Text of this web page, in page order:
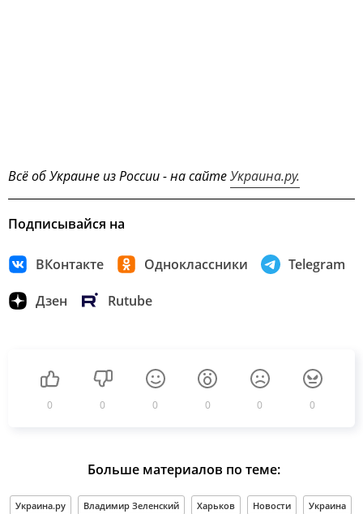
Всё об Украине из России - на сайтеУкраина.ру.
Подписывайся на
ВКонтакте Одноклассники Telegram
Дзен Rutube
0 0 0 0 0 0
Больше материалов по теме:
Украина.ру Владимир Зеленский Харьков Новости Украина